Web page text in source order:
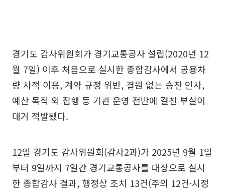
경기도 감사위원회가 경기교통공사 설립(2020년 12
월 7일) 이후 처음으로 실시한 종합감사에서 공용차
량 사적 이용, 계약 규정 위반, 결원 없는 승진 인사,
예산 목적 외 집행 등 기관 운영 전반에 걸친 부실이
대거 적발됐다.
12일 경기도 감사위원회(감사2과)가 2025년 9월 1일
부터 9일까지 7일간 경기교통공사를 대상으로 실시
한 종합감사 결과, 행정상 조치 13건(주의 12건·시정